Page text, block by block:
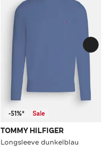
-51%* Sale
TOMMY HILFIGER
Longsleeve dunkelblau